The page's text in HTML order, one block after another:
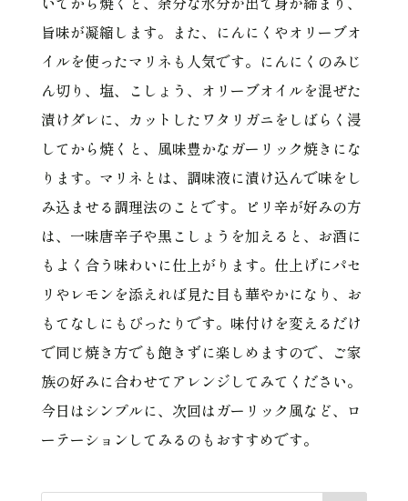
旨味が凝縮します。また、にんにくやオリーブオ
イルを使ったマリネも人気です。にんにくのみじ
ん切り、塩、こしょう、オリーブオイルを混ぜた
漬けダレに、カットしたワタリガニをしばらく浸
してから焼くと、風味豊かなガーリック焼きにな
ります。マリネとは、調味液に漬け込んで味をし
み込ませる調理法のことです。ピリ辛が好みの方
は、一味唐辛子や黒こしょうを加えると、お酒に
もよく合う味わいに仕上がります。仕上げにパセ
リやレモンを添えれば見た目も華やかになり、お
もてなしにもぴったりです。味付けを変えるだけ
で同じ焼き方でも飽きずに楽しめますので、ご家
族の好みに合わせてアレンジしてみてください。
今日はシンプルに、次回はガーリック風など、ロ
ーテーションしてみるのもおすすめです。